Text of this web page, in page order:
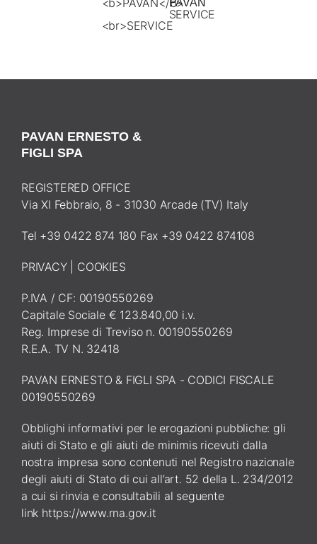
SERVICE
PAVAN ERNESTO &
FIGLI SPA
REGISTERED OFFICE
Via XI Febbraio, 8 - 31030 Arcade (TV) Italy
Tel +39 0422 874 180 Fax +39 0422 874108
PRIVACY| COOKIES
P.IVA / CF: 00190550269
Capitale Sociale € 123.840,00 i.v.
Reg. Imprese di Treviso n. 00190550269
R.E.A. TV N. 32418
PAVAN ERNESTO & FIGLI SPA - CODICI FISCALE
00190550269
Obblighi informativi per le erogazioni pubbliche: gli
aiuti di Stato e gli aiuti de minimis ricevuti dalla
nostra impresa sono contenuti nel Registro nazionale
degli aiuti di Stato di cui all’art. 52 della L. 234/2012
a cui si rinvia e consultabili al seguente
link https://www.rna.gov.it